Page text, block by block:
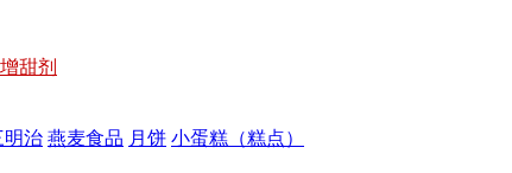
甜剂
明治 燕麦食品 月饼 小蛋糕（糕点）